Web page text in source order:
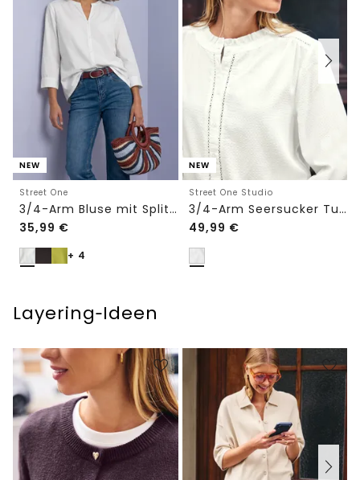
NEW
Street One
3/4-Arm Bluse mit Split Neck
35,99 €
+ 4
NEW
Street One Studio
3/4-Arm Seersucker Tunika mit Tapedetails
49,99 €
Layering‑Ideen